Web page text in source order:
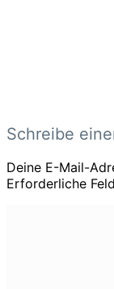
Schreibe
Deine E-Mail-
Erforderliche